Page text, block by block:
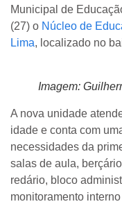
Municipal de
(27) o Núcleo de
Lima, localizado no
Imagem:
A nova unidade
idade e conta com
necessidades da
salas de aula,
redário, bloco
monitoramento